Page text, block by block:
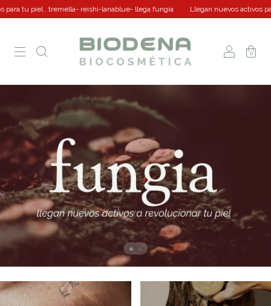
. tremella- reishi-lanablue- llega fungia Llegan nuevos activos para tu piel
0